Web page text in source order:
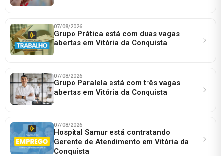
07/08/2026
Grupo Prática está com duas vagas
abertas em Vitória da Conquista
07/08/2026
Grupo Paralela está com três vagas
abertas em Vitória da Conquista
07/08/2026
Hospital Samur está contratando
Gerente de Atendimento em Vitória da
Conquista